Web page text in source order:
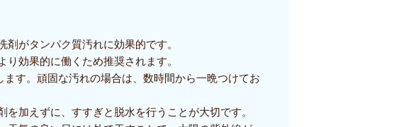
がタンパク質汚れに効果的です。
効果的に働くため推奨されます。
す。頑固な汚れの場合は、数時間から一晩つけてお
加えずに、すすぎと脱水を行うことが大切です。